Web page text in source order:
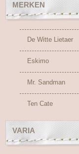
MERKEN
De Witte Lietaer
Eskimo
Mr. Sandman
Ten Cate
VARIA